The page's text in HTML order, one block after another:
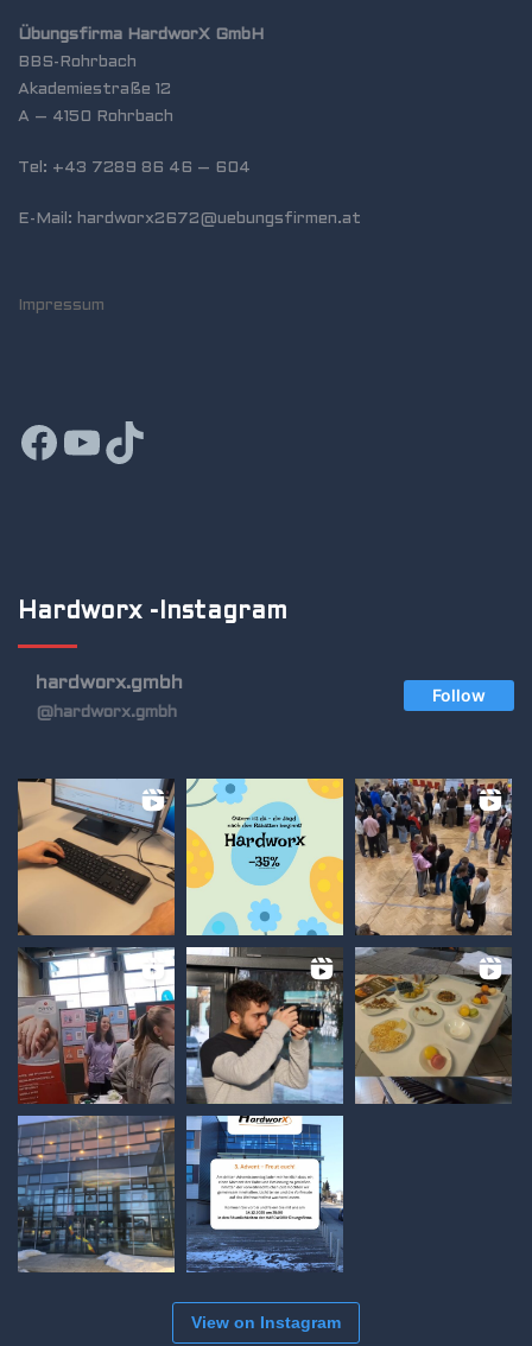
Übungsfirma HardworX GmbH
BBS-Rohrbach
Akademiestraße 12
A – 4150 Rohrbach
Tel: +43 7289 86 46 – 604
E-Mail: hardworx2672@uebungsfirmen.at
Impressum
Hardworx -Instagram
hardworx.gmbh
@hardworx.gmbh
Follow
View on Instagram